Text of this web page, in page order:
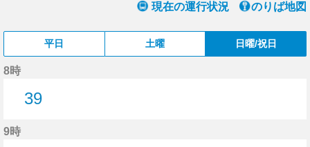
現在の運行状況 のりば地図
平日 土曜 日曜/祝日
8時
39
9時